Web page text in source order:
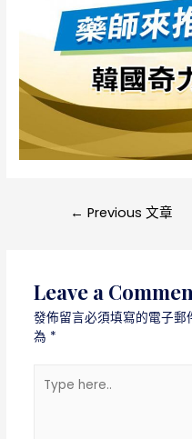
← Previous 文章
Leave a
發佈留言必須填寫的電子郵
為 *
here..